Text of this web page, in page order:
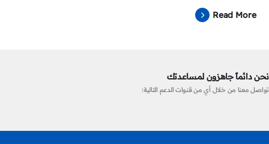
Read More
نحن دائماً جاهزون لمساعدتك
تواصل معنا من خلال أي من قنوات الدعم التالية: